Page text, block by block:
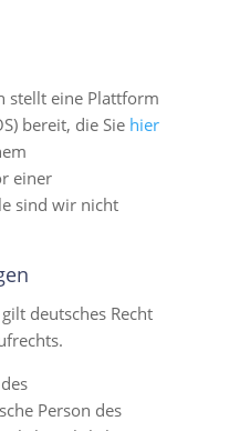
stellt eine Plattform
bereit, die Sie hier
einer
sind wir nicht
deutsches Recht
Person des